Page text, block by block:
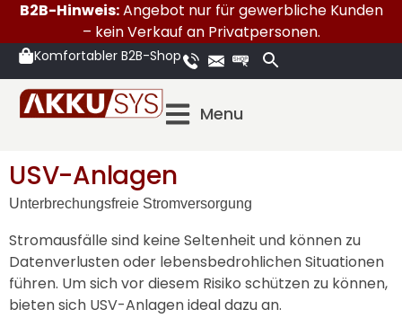
B2B-Hinweis:Angebot nur für gewerbliche Kunden
– kein Verkauf an Privatpersonen.
Komfortabler B2B-Shop
Menu
USV-Anlagen
Unterbrechungsfreie Stromversorgung
Stromausfälle sind keine Seltenheit und können zu
Datenverlusten oder lebensbedrohlichen Situationen
führen. Um sich vor diesem Risiko schützen zu können,
bieten sich USV-Anlagen ideal dazu an.